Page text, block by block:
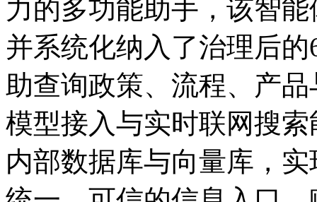
力的多功能助手，该智
并系统化纳入了治理后的
助查询政策、流程
模型接入与实时联网搜索能
内部数据库与向量库，